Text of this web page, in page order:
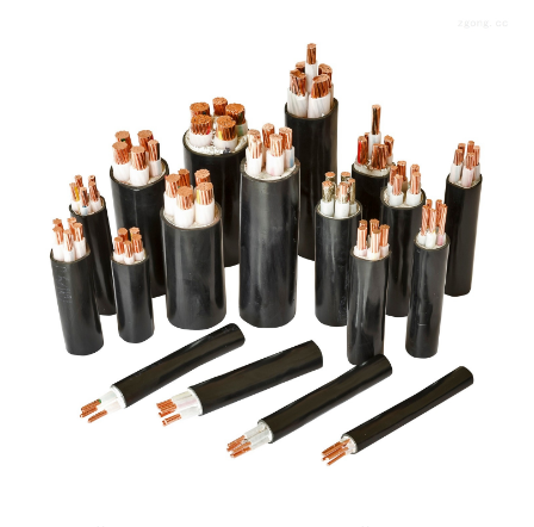
изоляция, варианты проводников, броня, оболочка и подробная